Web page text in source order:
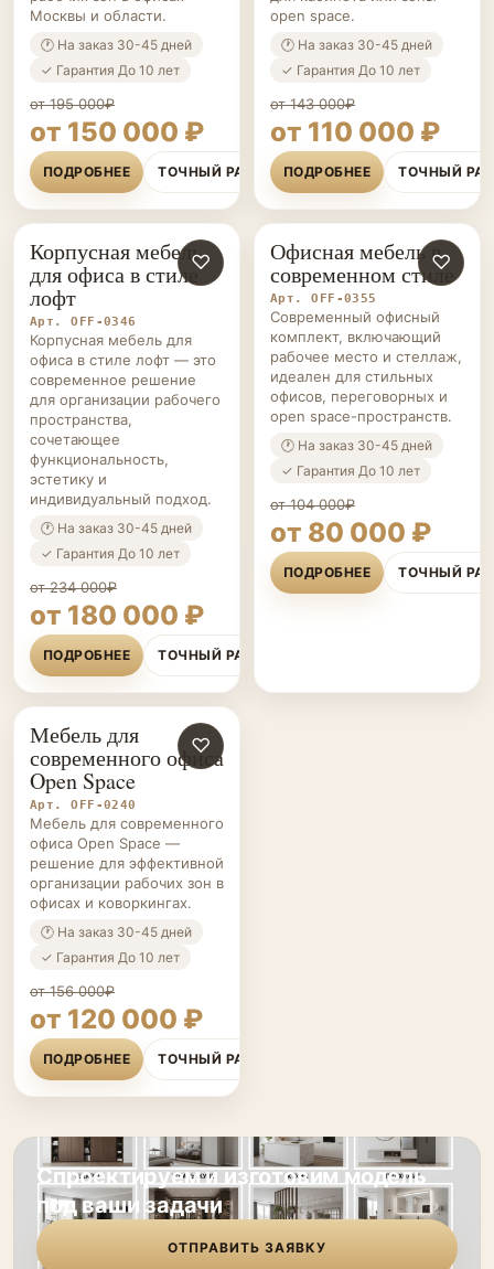
Москвы и области.
🕐 На заказ 30-45 дней
✓ Гарантия До 10 лет
от 195 000₽
от 150 000 ₽
ПОДРОБНЕЕ ТОЧНЫЙ РАСЧЁТ
open space.
🕐 На заказ 30-45 дней
✓ Гарантия До 10 лет
от 143 000₽
от 110 000 ₽
ПОДРОБНЕЕ ТОЧНЫЙ
ОФИСНАЯ
МЕБЕЛЬ НА ЗАКАЗ
♡
Корпусная мебель
для офиса в стиле
лофт
Арт. OFF-0346
Корпусная мебель для
офиса в стиле лофт — это
современное решение
для организации рабочего
пространства,
сочетающее
функциональность,
эстетику и
индивидуальный подход.
🕐 На заказ 30-45 дней
✓ Гарантия До 10 лет
от 234 000₽
от 180 000 ₽
ПОДРОБНЕЕ ТОЧНЫЙ РАСЧЁТ
ОФИСНАЯ
МЕБЕЛЬ НА ЗАКАЗ
♡
Офисная мебель в
современном стиле
Арт. OFF-0355
Современный офисный
комплект, включающий
рабочее место и стеллаж,
идеален для стильных
офисов, переговорных и
open space-пространств.
🕐 На заказ 30-45 дней
✓ Гарантия До 10 лет
от 104 000₽
от 80 000 ₽
ПОДРОБНЕЕ ТОЧНЫЙ
ОФИСНАЯ
МЕБЕЛЬ НА ЗАКАЗ
♡
Мебель для
современного офиса
Open Space
Арт. OFF-0240
Мебель для современного
офиса Open Space —
решение для эффективной
организации рабочих зон в
офисах и коворкингах.
🕐 На заказ 30-45 дней
✓ Гарантия До 10 лет
от 156 000₽
от 120 000 ₽
ПОДРОБНЕЕ ТОЧНЫЙ РАСЧЁТ
Спроектируем и изготовим модель
под ваши задачи
ОТПРАВИТЬ ЗАЯВКУ